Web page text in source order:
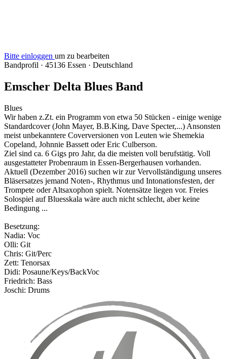
Bitte einloggen um zu bearbeiten
Bandprofil · 45136 Essen · Deutschland
Emscher Delta Blues Band
Blues
Wir haben z.Zt. ein Programm von etwa 50 Stücken - einige wenige
Standardcover (John Mayer, B.B.King, Dave Specter,...) Ansonsten
meist unbekanntere Coverversionen von Leuten wie Shemekia
Copeland, Johnnie Bassett oder Eric Culberson.
Ziel sind ca. 6 Gigs pro Jahr, da die meisten voll berufstätig. Voll
ausgestatteter Probenraum in Essen-Bergerhausen vorhanden.
Aktuell (Dezember 2016) suchen wir zur Vervollständigung unseres
Bläsersatzes jemand Noten-, Rhythmus und Intonationsfesten, der
Trompete oder Altsaxophon spielt. Notensätze liegen vor. Freies
Solospiel auf Bluesskala wäre auch nicht schlecht, aber keine
Bedingung ...
Besetzung:
Nadia: Voc
Olli: Git
Chris: Git/Perc
Zett: Tenorsax
Didi: Posaune/Keys/BackVoc
Friedrich: Bass
Joschi: Drums